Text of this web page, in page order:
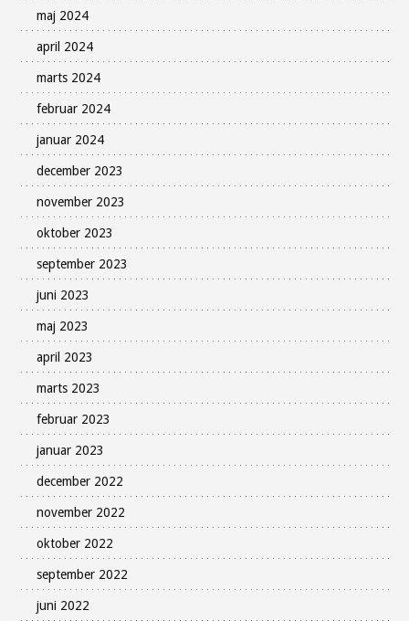
maj 2024
april 2024
marts 2024
februar 2024
januar 2024
december 2023
november 2023
oktober 2023
september 2023
juni 2023
maj 2023
april 2023
marts 2023
februar 2023
januar 2023
december 2022
november 2022
oktober 2022
september 2022
juni 2022